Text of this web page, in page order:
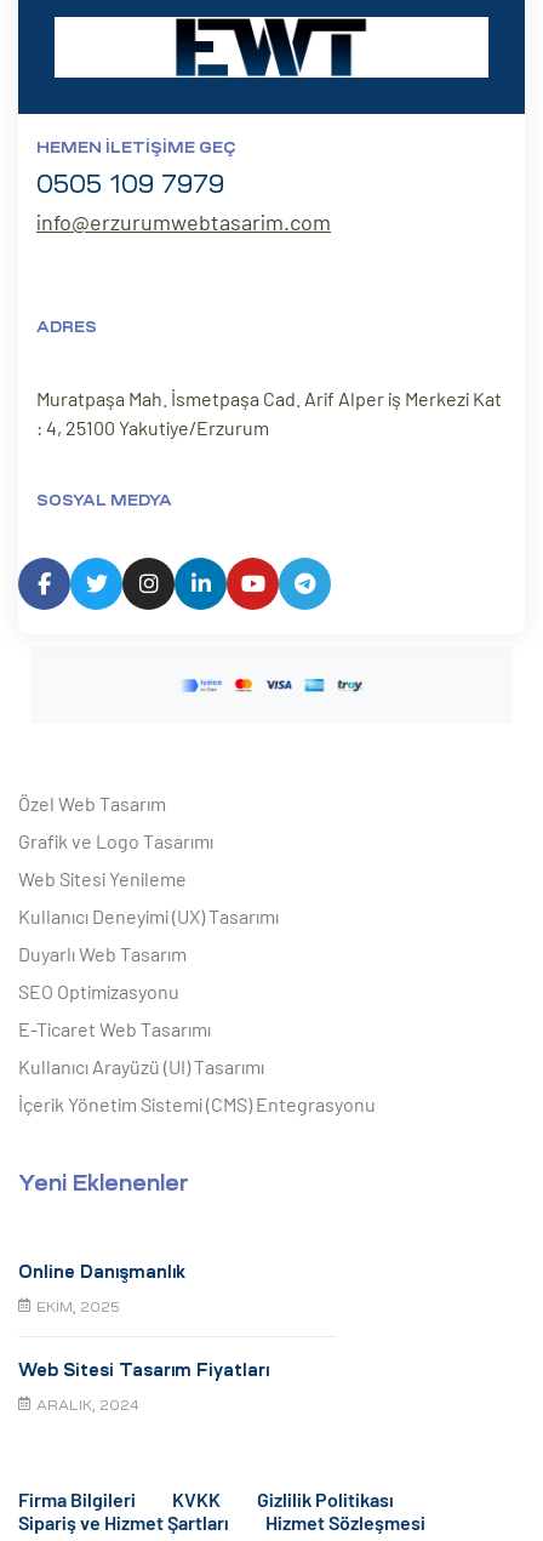
HEMEN İLETIŞIME GEÇ
0505 109 7979
info@erzurumwebtasarim.com
ADRES
Muratpaşa Mah. İsmetpaşa Cad. Arif Alper iş Merkezi Kat
: 4, 25100 Yakutiye/Erzurum
SOSYAL MEDYA
Özel Web Tasarım
Grafik ve Logo Tasarımı
Web Sitesi Yenileme
Kullanıcı Deneyimi (UX) Tasarımı
Duyarlı Web Tasarım
SEO Optimizasyonu
E-Ticaret Web Tasarımı
Kullanıcı Arayüzü (UI) Tasarımı
İçerik Yönetim Sistemi (CMS) Entegrasyonu
Yeni Eklenenler
Online Danışmanlık
EKIM, 2025
Web Sitesi Tasarım Fiyatları
ARALIK, 2024
Firma Bilgileri KVKK
Gizlilik Politikası
Sipariş ve Hizmet Şartları
Hizmet Sözleşmesi